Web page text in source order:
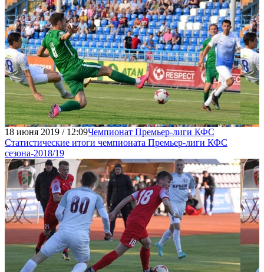
18 июня 2019 / 12:09Чемпионат Премьер-лиги КФС
Статистические итоги чемпионата Премьер-лиги КФС
сезона-2018/19